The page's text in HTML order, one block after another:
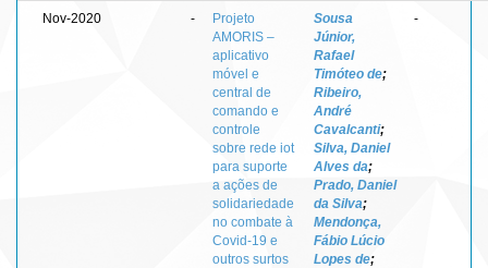
Nov-2020 -
Projeto
AMORIS –
aplicativo
móvel e
central de
comando e
controle
sobre rede iot
para suporte
a ações de
solidariedade
no combate à
Covid-19 e
outros surtos
Sousa
Júnior,
Rafael
Timóteo de;
Ribeiro,
André
Cavalcanti;
Silva, Daniel
Alves da;
Prado, Daniel
da Silva;
Mendonça,
Fábio Lúcio
Lopes de;
-